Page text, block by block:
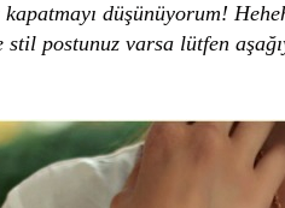
düşünüyorum!
postunuz varsa lütfen